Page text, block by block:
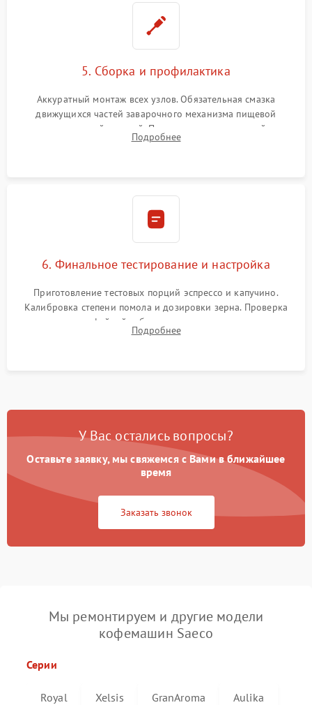
5. Сборка и профилактика
Аккуратный монтаж всех узлов. Обязательная смазка
движущихся частей заварочного механизма пищевой
силиконовой смазкой. Проведение программной
декальцинации и очистки системы от кофейных масел.
Подробнее
6. Финальное тестирование и настройка
Приготовление тестовых порций эспрессо и капучино.
Калибровка степени помола и дозировки зерна. Проверка
плотности кофейной таблетки, температуры напитка и
качества молочной пены. Контроль отсутствия посторонних
Подробнее
У Вас остались вопросы?
Оставьте заявку, мы свяжемся с Вами в ближайшее
время
Заказать звонок
Мы ремонтируем и другие модели
кофемашин Saeco
Серии
Royal Xelsis GranAroma Aulika